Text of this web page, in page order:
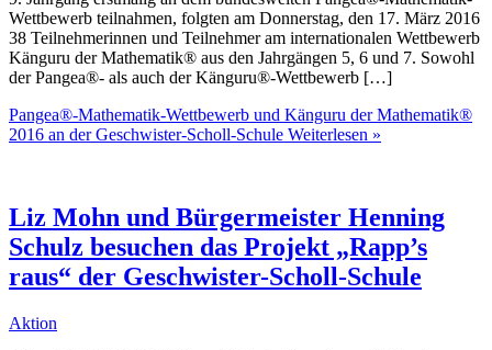
Wettbewerb teilnahmen, folgten am Donnerstag, den 17. März 2016
38 Teilnehmerinnen und Teilnehmer am internationalen Wettbewerb
Känguru der Mathematik® aus den Jahrgängen 5, 6 und 7. Sowohl
der Pangea®- als auch der Känguru®-Wettbewerb […]
Pangea®-Mathematik-Wettbewerb und Känguru der Mathematik®
2016 an der Geschwister-Scholl-Schule Weiterlesen »
Liz Mohn und Bürgermeister Henning
Schulz besuchen das Projekt „Rapp’s
raus“ der Geschwister-Scholl-Schule
Aktion